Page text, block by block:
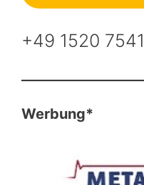
+49 1520
Werbung*